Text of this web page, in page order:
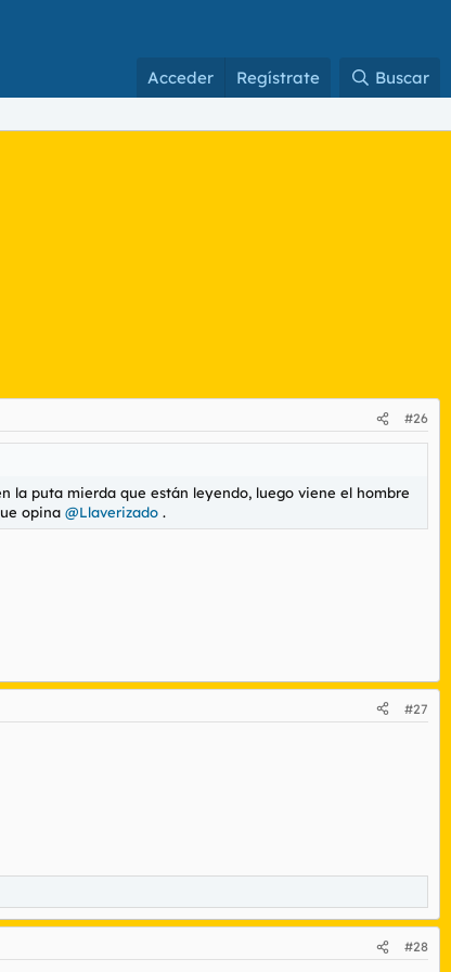
Acceder Regístrate Buscar
#26
la puta mierda que están leyendo, luego viene el hombre
opina @Llaverizado .
#27
#28